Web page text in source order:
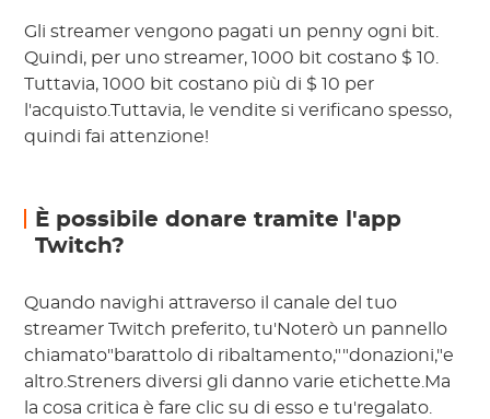
Gli streamer vengono pagati un penny ogni bit.
Quindi, per uno streamer, 1000 bit costano $ 10.
Tuttavia, 1000 bit costano più di $ 10 per
l'acquisto.Tuttavia, le vendite si verificano spesso,
quindi fai attenzione!
È possibile donare tramite l'app
Twitch?
Quando navighi attraverso il canale del tuo
streamer Twitch preferito, tu'Noterò un pannello
chiamato"barattolo di ribaltamento,""donazioni,"e
altro.Streners diversi gli danno varie etichette.Ma
la cosa critica è fare clic su di esso e tu'regalato.